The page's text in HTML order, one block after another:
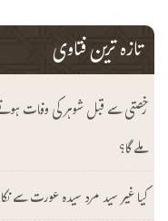
تازہ ترین فتاوی
رخصتی سے قبل شوہر کی وفات
ملے گا؟
کیا غیر سید مرد سیدہ عورت سے